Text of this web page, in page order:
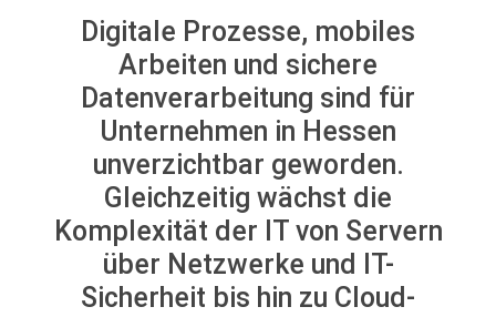
Digitale Prozesse, mobiles
Arbeiten und sichere
Datenverarbeitung sind für
Unternehmen in Hessen
unverzichtbar geworden.
Gleichzeitig wächst die
Komplexität der IT von Servern
über Netzwerke und IT-
Sicherheit bis hin zu Cloud-